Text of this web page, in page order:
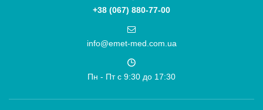
+38 (067) 880-77-00
info@emet-med.com.ua
Пн - Пт c 9:30 до 17:30